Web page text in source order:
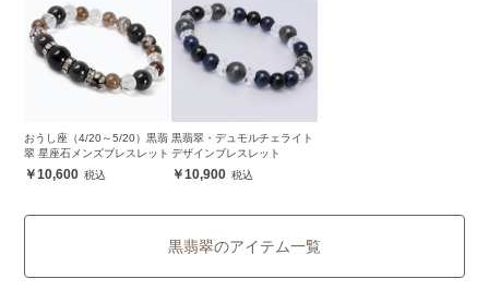
おうし座（4/20～5/20）黒翡
翠 星座石メンズブレスレット
10,600
黒翡翠・デュモルチェライト
デザインブレスレット
10,900
黒翡翠のアイテム一覧